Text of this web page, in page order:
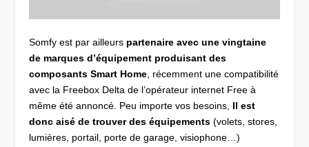
Somfy est par ailleurs partenaire avec une vingtaine
de marques d’équipement produisant des
composants Smart Home, récemment une compatibilité
avec la Freebox Delta de l’opérateur internet Free à
même été annoncé. Peu importe vos besoins, Il est
donc aisé de trouver des équipements (volets, stores,
lumières, portail, porte de garage, visiophone…)